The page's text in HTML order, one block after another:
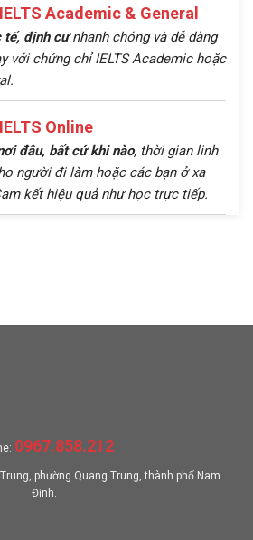
IELTS Academic & General
tế, định cưnhanh chóng và dễ dàng
với chứng chỉ IELTS Academic hoặc
IELTS Online
đâu, bất cứ khi nào, thời gian linh
người đi làm hoặc các bạn ở xa
kết hiệu quả như học trực tiếp.
0967.858.212
phường Quang Trung, thành phố Nam
Định.